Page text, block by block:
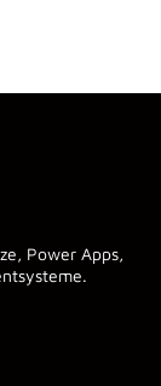
Power Apps,